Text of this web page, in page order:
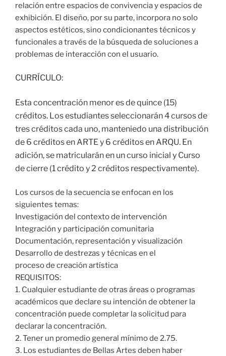
relación entre espacios de convivencia y espacios de
exhibición. El diseño, por su parte, incorpora no solo
aspectos estéticos, sino condicionantes técnicos y
funcionales a través de la búsqueda de soluciones a
problemas de interacción con el usuario.
CURRÍCULO:
Esta concentración menor es de quince (15)
créditos. Los estudiantes seleccionarán 4 cursos de
tres créditos cada uno, manteniedo una distribución
de 6 créditos en ARTE y 6 créditos en ARQU. En
adición, se matricularán en un curso inicial y Curso
de cierre (1 crédito y 2 créditos respectivamente).
Los cursos de la secuencia se enfocan en los
siguientes temas:
Investigación del contexto de intervención
Integración y participación comunitaria
Documentación, representación y visualización
Desarrollo de destrezas y técnicas en el
proceso de creación artística
REQUISITOS:
1. Cualquier estudiante de otras áreas o programas
académicos que declare su intención de obtener la
concentración puede completar la solicitud para
declarar la concentración.
2. Tener un promedio general mínimo de 2.75.
3. Los estudiantes de Bellas Artes deben haber